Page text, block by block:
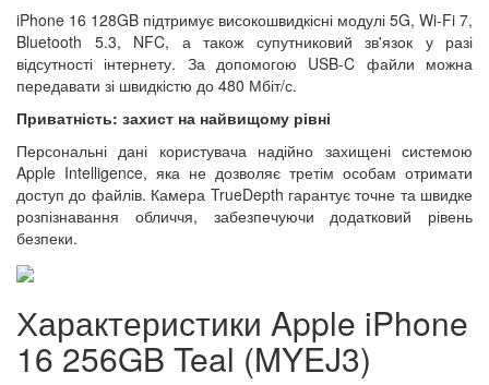
iPhone 16 128GB підтримує високошвидкісні модулі 5G, Wi-Fi 7,
Bluetooth 5.3, NFC, а також супутниковий зв'язок у разі
відсутності інтернету. За допомогою USB-C файли можна
передавати зі швидкістю до 480 Мбіт/с.
Приватність: захист на найвищому рівні
Персональні дані користувача надійно захищені системою
Apple Intelligence, яка не дозволяє третім особам отримати
доступ до файлів. Камера TrueDepth гарантує точне та швидке
розпізнавання обличчя, забезпечуючи додатковий рівень
безпеки.
Характеристики Apple iPhone
16 256GB Teal (MYEJ3)